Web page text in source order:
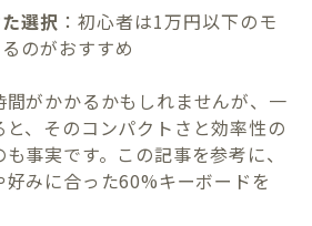
選択 ：初心者は1万円以下のモ
のがおすすめ
がかかるかもしれませんが、一
、そのコンパクトさと効率性の
事実です。この記事を参考に、
みに合った60%キーボードを